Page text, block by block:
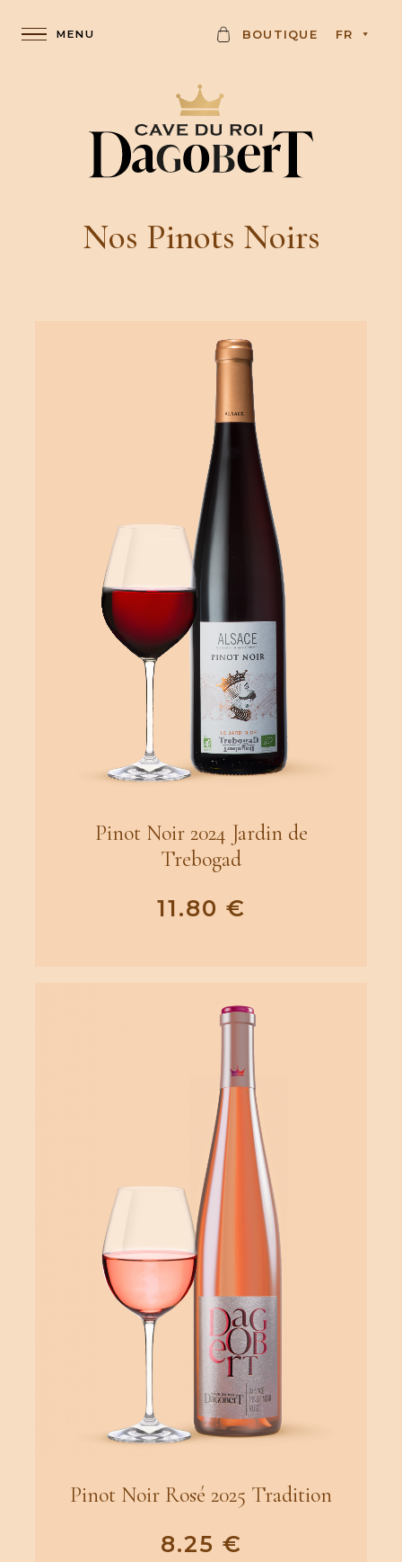
C
R
D
BOUTIQUE FR
Nos Pinots Noirs
Pinot Noir 2024 Jardin de
Trebogad
11.80 €
Pinot Noir Rosé 2025 Tradition
8.25 €